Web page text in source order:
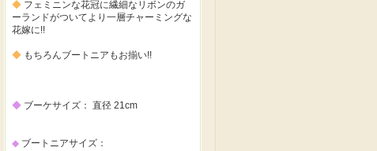
◆ フェミニンな花冠に繊細なリボンのガ
ーランドがついてより一層チャーミングな
花嫁に!!
◆ もちろんブートニアもお揃い!!
◆ ブーケサイズ： 直径 21cm
◆ ブートニアサイズ：